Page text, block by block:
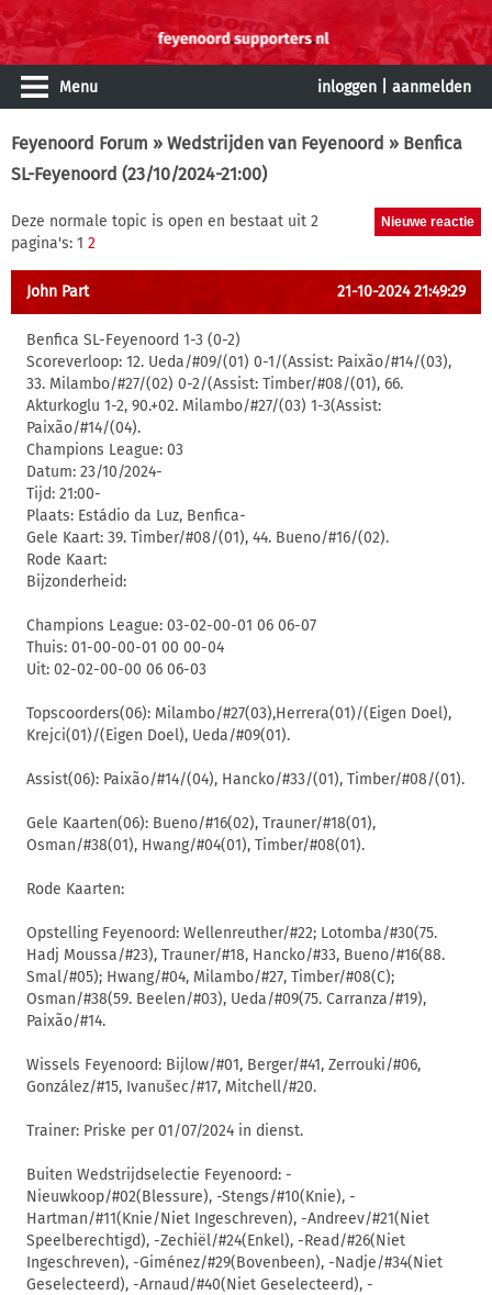
Menu inloggen aanmelden
Feyenoord Forum » Wedstrijden van Feyenoord » Benfica
SL-Feyenoord (23/10/2024-21:00)
Deze normale topic is open en bestaat uit 2
pagina's: 1 2
John Part 21-10-2024 21:49:29
Benfica SL-Feyenoord 1-3 (0-2)
Scoreverloop: 12. Ueda/#09/(01) 0-1/(Assist: Paixão/#14/(03),
33. Milambo/#27/(02) 0-2/(Assist: Timber/#08/(01), 66.
Akturkoglu 1-2, 90.+02. Milambo/#27/(03) 1-3(Assist:
Paixão/#14/(04).
Champions League: 03
Datum: 23/10/2024-
Tijd: 21:00-
Plaats: Estádio da Luz, Benfica-
Gele Kaart: 39. Timber/#08/(01), 44. Bueno/#16/(02).
Rode Kaart:
Bijzonderheid:
Champions League: 03-02-00-01 06 06-07
Thuis: 01-00-00-01 00 00-04
Uit: 02-02-00-00 06 06-03
Topscoorders(06): Milambo/#27(03),Herrera(01)/(Eigen Doel),
Krejci(01)/(Eigen Doel), Ueda/#09(01).
Assist(06): Paixão/#14/(04), Hancko/#33/(01), Timber/#08/(01).
Gele Kaarten(06): Bueno/#16(02), Trauner/#18(01),
Osman/#38(01), Hwang/#04(01), Timber/#08(01).
Rode Kaarten:
Opstelling Feyenoord: Wellenreuther/#22; Lotomba/#30(75.
Hadj Moussa/#23), Trauner/#18, Hancko/#33, Bueno/#16(88.
Smal/#05); Hwang/#04, Milambo/#27, Timber/#08(C);
Osman/#38(59. Beelen/#03), Ueda/#09(75. Carranza/#19),
Paixão/#14.
Wissels Feyenoord: Bijlow/#01, Berger/#41, Zerrouki/#06,
González/#15, Ivanušec/#17, Mitchell/#20.
Trainer: Priske per 01/07/2024 in dienst.
Buiten Wedstrijdselectie Feyenoord: -
Nieuwkoop/#02(Blessure), -Stengs/#10(Knie), -
Hartman/#11(Knie/Niet Ingeschreven), -Andreev/#21(Niet
Speelberechtigd), -Zechiël/#24(Enkel), -Read/#26(Niet
Ingeschreven), -Giménez/#29(Bovenbeen), -Nadje/#34(Niet
Geselecteerd), -Arnaud/#40(Niet Geselecteerd), -